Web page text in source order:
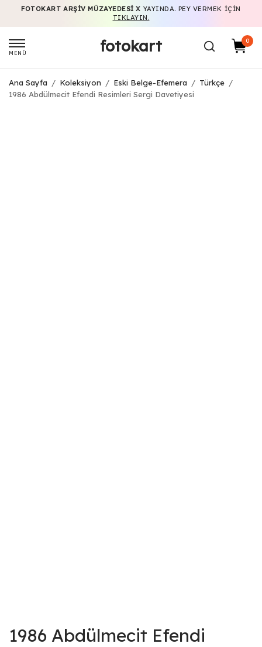
FOTOKART ARŞIV MÜZAYEDESI X YAYINDA. PEY VERMEK IÇIN
TIKLAYIN.
MENÜ fotokart 0
Ana Sayfa / Koleksiyon / Eski Belge-Efemera / Türkçe /
1986 Abdülmecit Efendi Resimleri Sergi Davetiyesi
1986 Abdülmecit Efendi